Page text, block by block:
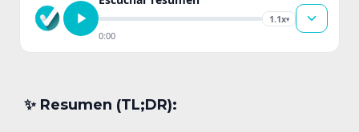
1.1x▾
0:00
✨︎ Resumen (TL;DR):